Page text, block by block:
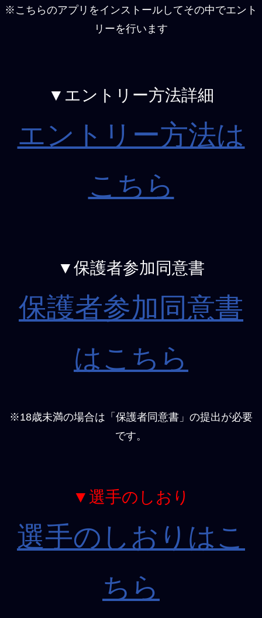
※こちらのアプリをインストールしてその中でエント
リーを行います
▼エントリー方法詳細
エントリー方法は
こちら
▼保護者参加同意書
保護者参加同意書
はこちら
※18歳未満の場合は「保護者同意書」の提出が必要
です。
▼選手のしおり
選手のしおりはこ
ちら